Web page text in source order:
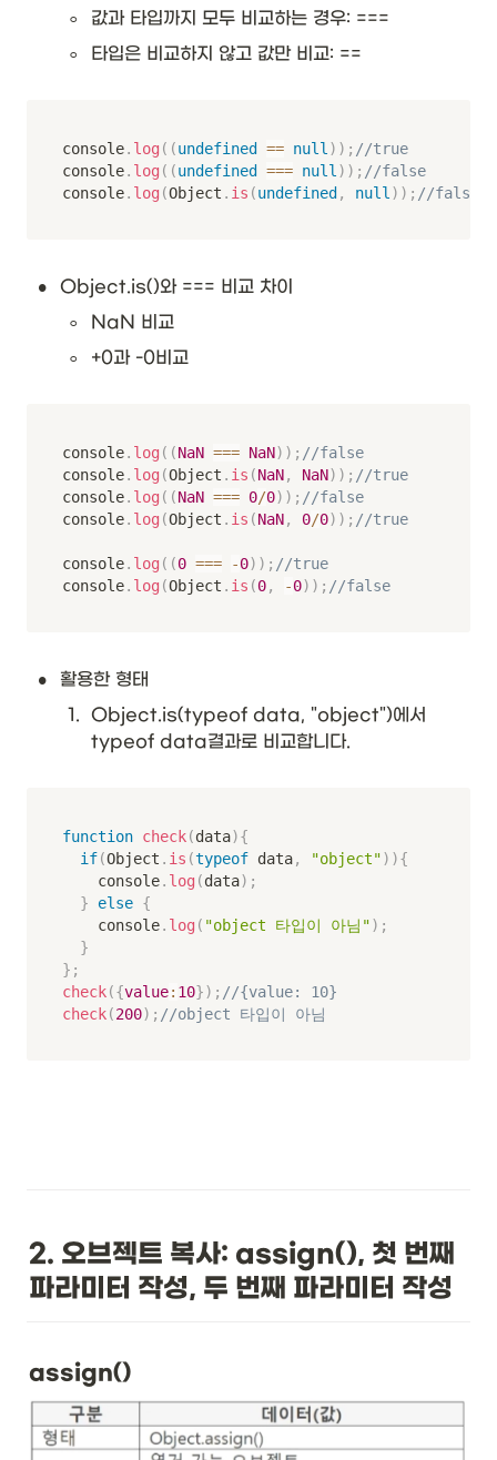
◦ 값과 타입까지 모두 비교하는 경우: ===
◦ 타입은 비교하지 않고 값만 비교: ==
console. log ( (undefined == null) ) ; //true
console. log ( (undefined === null) ) ; //false
console. log (Object . is (undefined , null) ) ; //false
• Object.is()와 === 비교 차이
◦ NaN 비교
◦ +0과 -0비교
console. log ( (NaN === NaN) ) ; //false
console. log (Object . is (NaN, NaN) ) ; //true
console. log ( (NaN === 0/0) ) ; //false
console. log (Object . is (NaN, 0/0) ) ; //true
console. log ( (0 === -0) ) ; //true
console. log (Object . is (0, -0) ) ; //false
•
활용한 형태
1 . Object.is(typeof data, "object")에서
typeof data결과로 비교합니다.
function check(data){
if(Object . is (typeof data, "object") ){
		console
. log (data) ;
}
else {
		console
. log ( "object 타입이 아님") ;
}
} ;
check({value: 10}) ; //{value: 10}
check(200) ; //object 타입이 아님
2. 오브젝트 복사: assign(), 첫 번째
파라미터 작성, 두 번째 파라미터 작성
assign()